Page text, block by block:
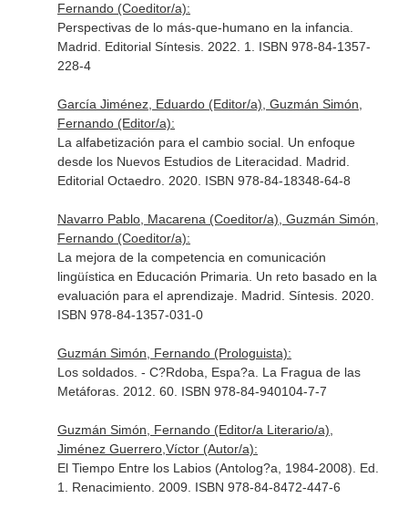
Fernando (Coeditor/a):
Perspectivas de lo más-que-humano en la infancia.
Madrid. Editorial Síntesis. 2022. 1. ISBN 978-84-1357-
228-4
García Jiménez, Eduardo (Editor/a), Guzmán Simón,
Fernando (Editor/a):
La alfabetización para el cambio social. Un enfoque
desde los Nuevos Estudios de Literacidad. Madrid.
Editorial Octaedro. 2020. ISBN 978-84-18348-64-8
Navarro Pablo, Macarena (Coeditor/a), Guzmán Simón,
Fernando (Coeditor/a):
La mejora de la competencia en comunicación
lingüística en Educación Primaria. Un reto basado en la
evaluación para el aprendizaje. Madrid. Síntesis. 2020.
ISBN 978-84-1357-031-0
Guzmán Simón, Fernando (Prologuista):
Los soldados. - C?Rdoba, Espa?a. La Fragua de las
Metáforas. 2012. 60. ISBN 978-84-940104-7-7
Guzmán Simón, Fernando (Editor/a Literario/a),
Jiménez Guerrero,Víctor (Autor/a):
El Tiempo Entre los Labios (Antolog?a, 1984-2008). Ed.
1. Renacimiento. 2009. ISBN 978-84-8472-447-6